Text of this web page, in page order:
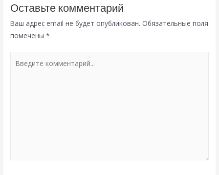
Оставьте комментарий
Ваш адрес email не будет опубликован. Обязательные поля
помечены*
комментарий...